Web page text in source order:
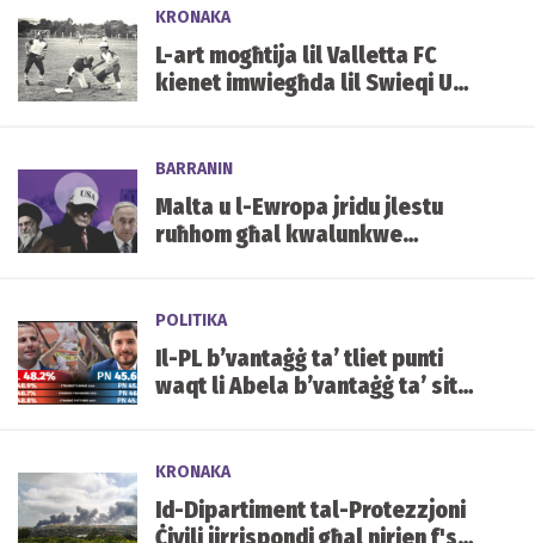
KRONAKA
L-art mogħtija lil Valletta FC
kienet imwiegħda lil Swieqi UFC
BARRANIN
Malta u l-Ewropa jridu jlestu
ruħhom għal kwalunkwe
POLITIKA
Il-PL b’vantaġġ ta’ tliet punti
waqt li Abela b’vantaġġ ta’ sitt
KRONAKA
Id-Dipartiment tal-Protezzjoni